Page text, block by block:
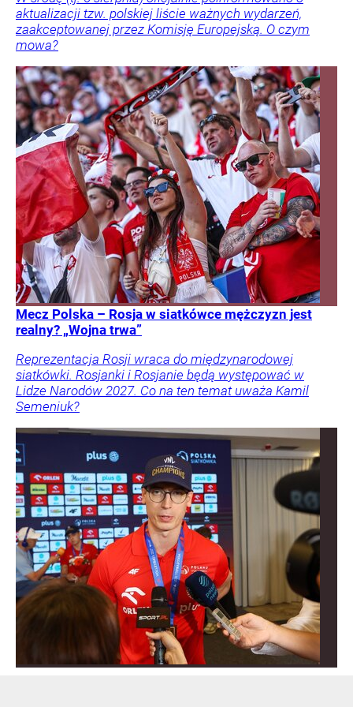
aktualizacji tzw. polskiej liście ważnych wydarzeń,
zaakceptowanej przez Komisję Europejską. O czym
mowa?
Mecz Polska – Rosja w siatkówce mężczyzn jest
realny? „Wojna trwa”
Reprezentacja Rosji wraca do międzynarodowej
siatkówki. Rosjanki i Rosjanie będą występować w
Lidze Narodów 2027. Co na ten temat uważa Kamil
Semeniuk?